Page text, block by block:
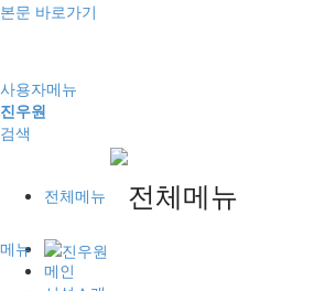
본문 바로가기
사용자메뉴
진우원
검색
전체메뉴
메뉴
메인